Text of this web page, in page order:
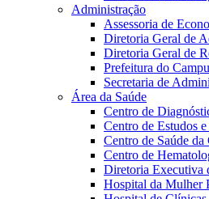
Administração
Assessoria de
Diretoria Geral de
Diretoria Geral de
Prefeitura do
Secretaria de
Área da Saúde
Centro de
Centro de Estudos
Centro de Saúde
Centro de
Diretoria Executiva
Hospital da Mulher